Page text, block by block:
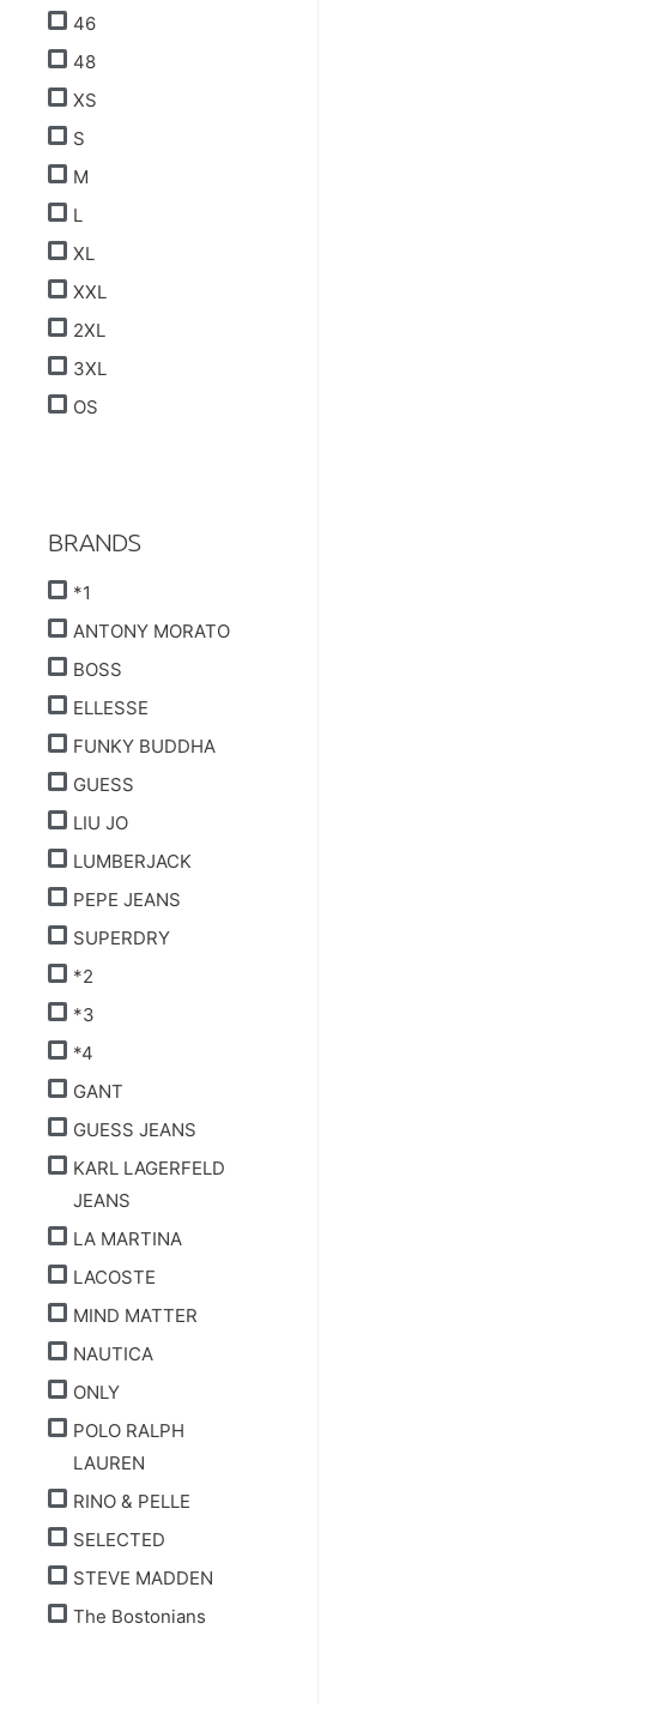
46
48
XS
S
M
L
XL
XXL
2XL
3XL
OS
BRANDS
*1
ANTONY MORATO
BOSS
ELLESSE
FUNKY BUDDHA
GUESS
LIU JO
LUMBERJACK
PEPE JEANS
SUPERDRY
*2
*3
*4
GANT
GUESS JEANS
KARL LAGERFELD
JEANS
LA MARTINA
LACOSTE
MIND MATTER
NAUTICA
ONLY
POLO RALPH
LAUREN
RINO & PELLE
SELECTED
STEVE MADDEN
The Bostonians